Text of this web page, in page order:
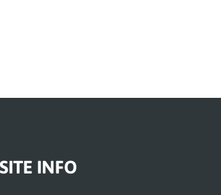
INFO